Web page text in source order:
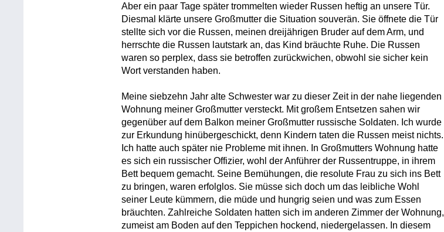
Aber ein paar Tage später trommelten wieder Russen heftig an unsere Tür.
Diesmal klärte unsere Großmutter die Situation souverän. Sie öffnete die Tür
stellte sich vor die Russen, meinen dreijährigen Bruder auf dem Arm, und
herrschte die Russen lautstark an, das Kind bräuchte Ruhe. Die Russen
waren so perplex, dass sie betroffen zurückwichen, obwohl sie sicher kein
Wort verstanden haben.
Meine siebzehn Jahr alte Schwester war zu dieser Zeit in der nahe liegenden
Wohnung meiner Großmutter versteckt. Mit großem Entsetzen sahen wir
gegenüber auf dem Balkon meiner Großmutter russische Soldaten. Ich wurde
zur Erkundung hinübergeschickt, denn Kindern taten die Russen meist nichts.
Ich hatte auch später nie Probleme mit ihnen. In Großmutters Wohnung hatte
es sich ein russischer Offizier, wohl der Anführer der Russentruppe, in ihrem
Bett bequem gemacht. Seine Bemühungen, die resolute Frau zu sich ins Bett
zu bringen, waren erfolglos. Sie müsse sich doch um das leibliche Wohl
seiner Leute kümmern, die müde und hungrig seien und was zum Essen
bräuchten. Zahlreiche Soldaten hatten sich im anderen Zimmer der Wohnung,
zumeist am Boden auf den Teppichen hockend, niedergelassen. In diesem